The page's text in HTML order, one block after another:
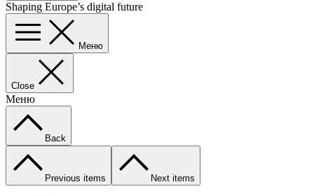
Shaping Europe’s digital future
Меню
Close
Меню
Back
Previous items Next items